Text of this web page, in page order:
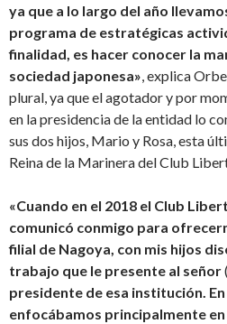
ya que a lo largo del año
programa de estratégicas
finalidad, es hacer conocer la
sociedad japonesa» , explica
plural, ya que el agotador y por
en la presidencia de la entidad lo
sus dos hijos, Mario y Rosa, esta
Reina de la Marinera del Club
«Cuando en el 2018 el Club
comunicó conmigo para
filial de Nagoya, con mis hijos
trabajo que le presente al señor
presidente de esa institución. En
enfocábamos principalmente